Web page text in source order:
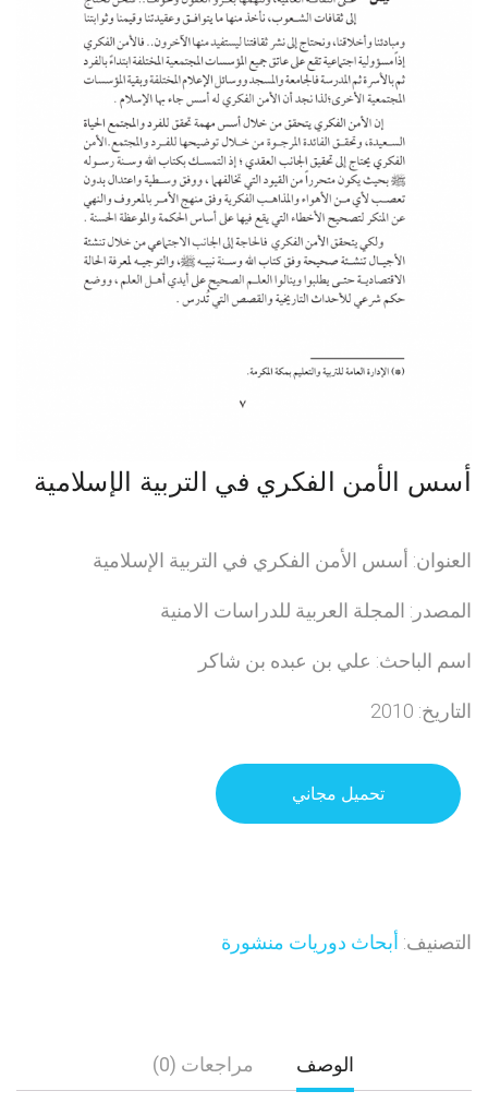
أسس الأمن الفكري في التربية الإسلامية
العنوان: أسس الأمن الفكري في التربية الإسلامية
المصدر: المجلة العربية للدراسات الامنية
اسم الباحث: علي بن عبده بن شاكر
التاريخ: 2010
تحميل مجاني
التصنيف: أبحاث دوريات منشورة
الوصف مراجعات (0)